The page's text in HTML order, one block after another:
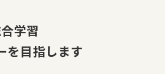
学習
を目指します